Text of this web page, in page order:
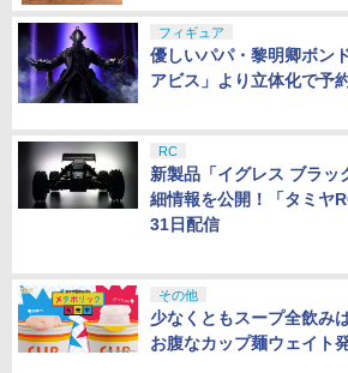
フィギュア
優しいパパ・黎明卿ボン
アビス」より立体化で予
RC
新製品「イグレス ブラッ
細情報を公開！「タミヤ
31日配信
その他
少なくともスープ全飲み
お腹なカップ麺ウェイト